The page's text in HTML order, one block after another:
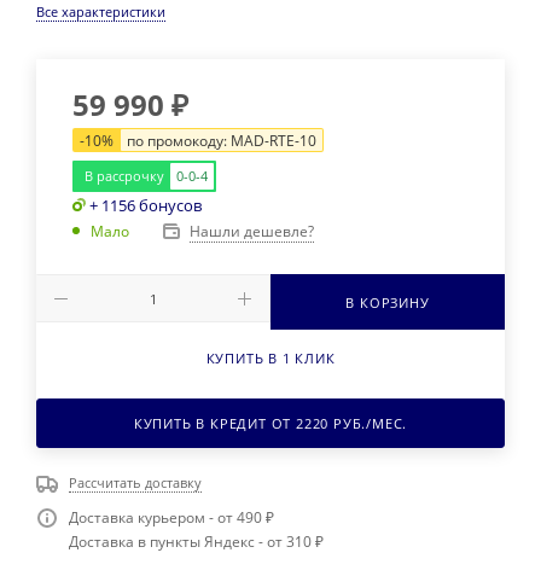
Все характеристики
59 990 ₽
-10% по промокоду: MAD-RTE-10
В рассрочку 0-0-4
+ 1156 бонусов
Мало Нашли дешевле?
В КОРЗИНУ
КУПИТЬ В 1 КЛИК
КУПИТЬ В КРЕДИТ ОТ 2220 РУБ./МЕС.
Рассчитать доставку
Доставка курьером - от 490 ₽
Доставка в пункты Яндекс - от 310 ₽